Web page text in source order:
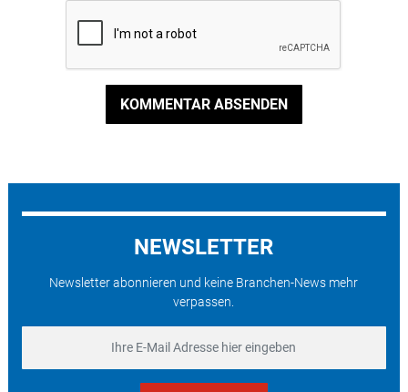
KOMMENTAR ABSENDEN
NEWSLETTER
Newsletter abonnieren und keine Branchen-News mehr
verpassen.